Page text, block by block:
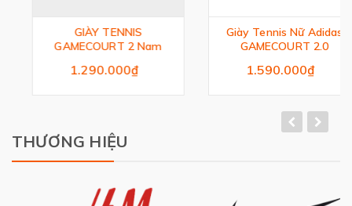
GIÀY TENNIS
GAMECOURT 2 Nam
1.290.000₫
Giày Tennis Nữ Adidas
GAMECOURT 2.0
1.590.000₫
THƯƠNG HIỆU